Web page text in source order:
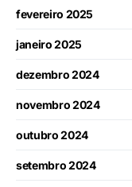
fevereiro 2025
janeiro 2025
dezembro 2024
novembro 2024
outubro 2024
setembro 2024